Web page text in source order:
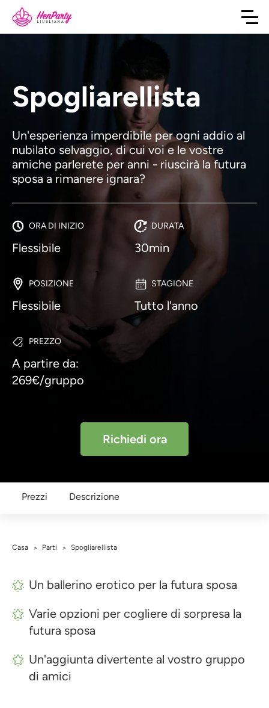
Spogliarellista
Un'esperienza imperdibile per ogni addio al
nubilato selvaggio, di cui voi e le vostre
amiche parlerete per anni - riuscirà la futura
sposa a rimanere ignara?
ORA DI INIZIO
Flessibile
DURATA
30min
POSIZIONE
Flessibile
STAGIONE
Tutto l'anno
PREZZO
A partire da:
269€/gruppo
Richiedi ora
Prezzi Descrizione
Casa > Parti > Spogliarellista
Un ballerino erotico per la futura sposa
Varie opzioni per cogliere di sorpresa la
futura sposa
Un'aggiunta divertente al vostro gruppo
di amici